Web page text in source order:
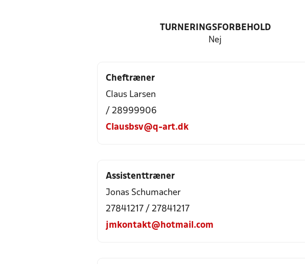
TURNERINGSFORBEHOLD
Nej
Cheftræner
Claus Larsen
/ 28999906
Clausbsv@q-art.dk
Assistenttræner
Jonas Schumacher
27841217 / 27841217
jmkontakt@hotmail.com